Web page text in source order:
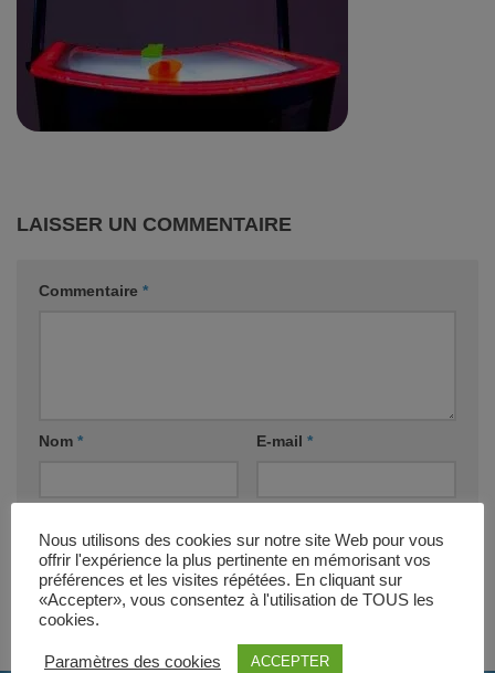
LAISSER UN COMMENTAIRE
Commentaire *
Nom * E-mail *
Nous utilisons des cookies sur notre site Web pour vous
offrir l'expérience la plus pertinente en mémorisant vos
préférences et les visites répétées. En cliquant sur
«Accepter», vous consentez à l'utilisation de TOUS les
cookies.
Paramètres des cookies ACCEPTER